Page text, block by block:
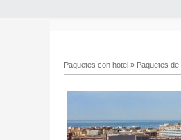
Paquetes con hotel » Paquetes de